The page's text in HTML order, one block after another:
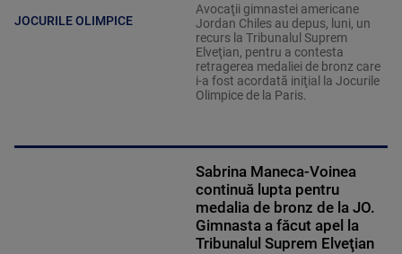
JOCURILE OLIMPICE
Avocaţii gimnastei americane
Jordan Chiles au depus, luni, un
recurs la Tribunalul Suprem
Elveţian, pentru a contesta
retragerea medaliei de bronz care
i-a fost acordată iniţial la Jocurile
Olimpice de la Paris.
Sabrina Maneca-Voinea
continuă lupta pentru
medalia de bronz de la JO.
Gimnasta a făcut apel la
Tribunalul Suprem Elveţian